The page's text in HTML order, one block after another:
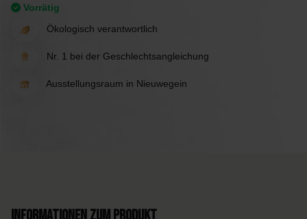
Vorrätig
Ökologisch verantwortlich
Nr. 1 bei der Geschlechtsangleichung
Ausstellungsraum in Nieuwegein